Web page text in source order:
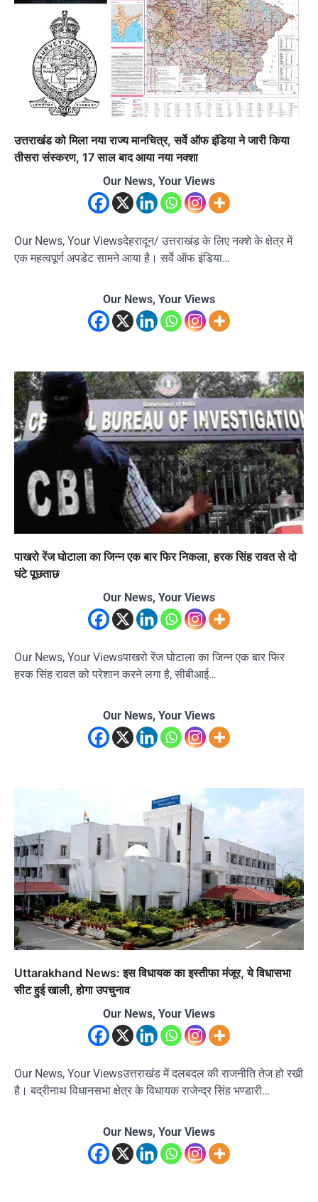
उत्तराखंड को मिला नया राज्य मानचित्र, सर्वे ऑफ इंडिया ने जारी किया
तीसरा संस्करण, 17 साल बाद आया नया नक्शा
Our News, Your Views
Our News, Your Viewsदेहरादून/ उत्तराखंड के लिए नक्शे के क्षेत्र में
एक महत्वपूर्ण अपडेट सामने आया है। सर्वे ऑफ इंडिया…
Our News, Your Views
पाखरो रेंज घोटाला का जिन्न एक बार फिर निकला, हरक सिंह रावत से दो
घंटे पूछताछ
Our News, Your Views
Our News, Your Viewsपाखरो रेंज घोटाला का जिन्न एक बार फिर
हरक सिंह रावत को परेशान करने लगा है, सीबीआई…
Our News, Your Views
Uttarakhand News: इस विधायक का इस्तीफा मंजूर, ये विधासभा
सीट हुई खाली, होगा उपचुनाव
Our News, Your Views
Our News, Your Viewsउत्तराखंड में दलबदल की राजनीति तेज हो रखी
है। बद्रीनाथ विधानसभा क्षेत्र के विधायक राजेन्द्र सिंह भण्डारी…
Our News, Your Views